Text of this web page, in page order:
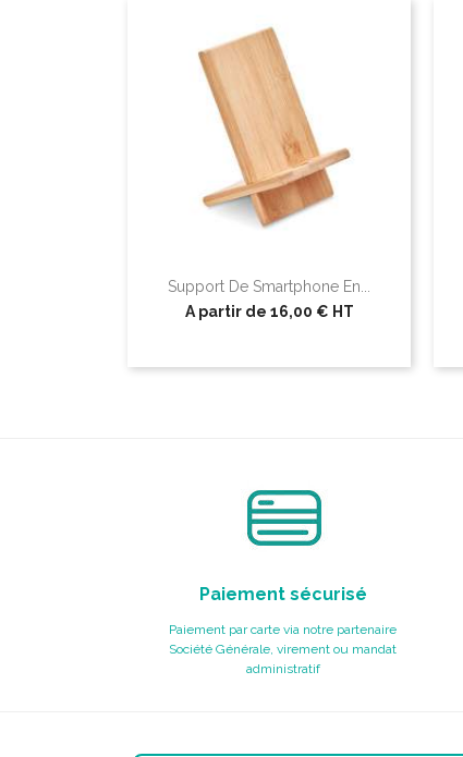
Support De Smartphone En...
A partir de 16,00 € HT
Paiement sécurisé
Paiement par carte via notre partenaire
Société Générale, virement ou mandat
administratif